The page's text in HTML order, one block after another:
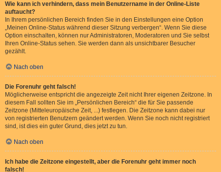
Wie kann ich verhindern, dass mein Benutzername in der Online-Liste
auftaucht?
In Ihrem persönlichen Bereich finden Sie in den Einstellungen eine Option
„Meinen Online-Status während dieser Sitzung verbergen“. Wenn Sie diese
Option einschalten, können nur Administratoren, Moderatoren und Sie selbst
Ihren Online-Status sehen. Sie werden dann als unsichtbarer Besucher
gezählt.
Nach oben
Die Forenuhr geht falsch!
Möglicherweise entspricht die angezeigte Zeit nicht Ihrer eigenen Zeitzone. In
diesem Fall sollten Sie im „Persönlichen Bereich“ die für Sie passende
Zeitzone (Mitteleuropäische Zeit, ...) festlegen. Die Zeitzone kann dabei nur
von registrierten Benutzern geändert werden. Wenn Sie noch nicht registriert
sind, ist dies ein guter Grund, dies jetzt zu tun.
Nach oben
Ich habe die Zeitzone eingestellt, aber die Forenuhr geht immer noch
falsch!